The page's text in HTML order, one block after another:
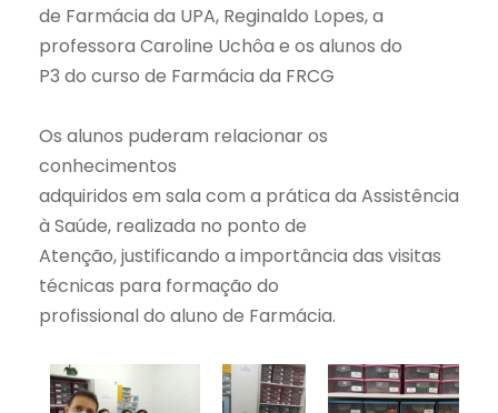
de Farmácia da UPA, Reginaldo Lopes, a
professora Caroline Uchôa e os alunos do
P3 do curso de Farmácia da FRCG
Os alunos puderam relacionar os
conhecimentos
adquiridos em sala com a prática da Assistência
à Saúde, realizada no ponto de
Atenção, justificando a importância das visitas
técnicas para formação do
profissional do aluno de Farmácia.